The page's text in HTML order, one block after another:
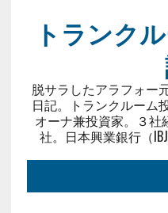
トランク
脱サラしたアラフォー
日記。トランクルーム
オーナ兼投資家。３社
社。日本興業銀行（IBJ